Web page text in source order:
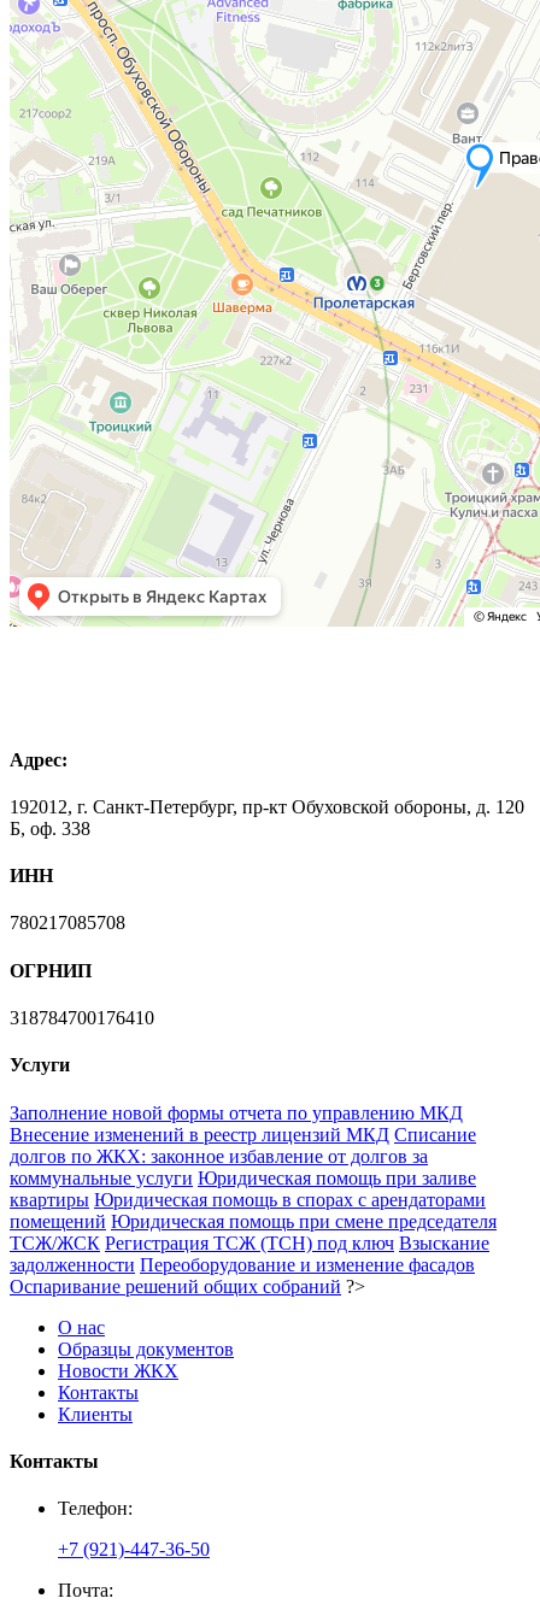
Адрес:
192012, г. Санкт-Петербург, пр-кт Обуховской обороны, д. 120
Б, оф. 338
ИНН
780217085708
ОГРНИП
318784700176410
Услуги
Заполнение новой формы отчета по управлению МКД
Внесение изменений в реестр лицензий МКД Списание
долгов по ЖКХ: законное избавление от долгов за
коммунальные услуги Юридическая помощь при заливе
квартиры Юридическая помощь в спорах с арендаторами
помещений Юридическая помощь при смене председателя
ТСЖ/ЖСК Регистрация ТСЖ (ТСН) под ключ Взыскание
задолженности Переоборудование и изменение фасадов
Оспаривание решений общих собраний ?>
О нас
Образцы документов
Новости ЖКХ
Контакты
Клиенты
Контакты
Телефон:
+7 (921)-447-36-50
Почта: